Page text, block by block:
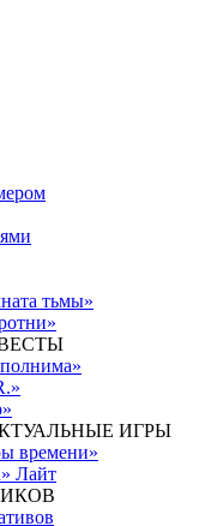
тьмы»
ИГРЫ
времени»
Лайт